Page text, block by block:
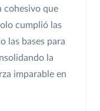
cohesivo que
cumplió las
las bases para
la
imparable en